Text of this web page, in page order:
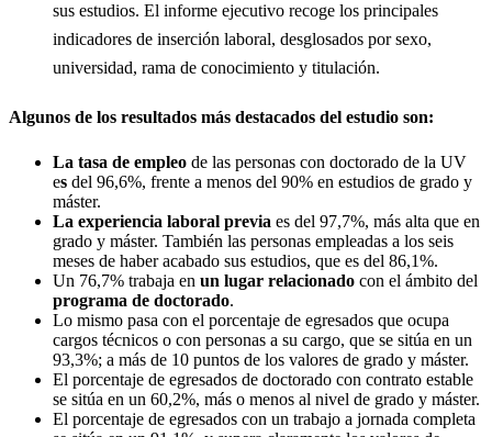
sus estudios. El informe ejecutivo recoge los principales
indicadores de inserción laboral, desglosados por sexo,
universidad, rama de conocimiento y titulación.
Algunos de los resultados más destacados del estudio son:
La tasa de empleo de las personas con doctorado de la UV
es del 96,6%, frente a menos del 90% en estudios de grado y
máster.
La experiencia laboral previa es del 97,7%, más alta que en
grado y máster. También las personas empleadas a los seis
meses de haber acabado sus estudios, que es del 86,1%.
Un 76,7% trabaja en un lugar relacionado con el ámbito del
programa de doctorado.
Lo mismo pasa con el porcentaje de egresados que ocupa
cargos técnicos o con personas a su cargo, que se sitúa en un
93,3%; a más de 10 puntos de los valores de grado y máster.
El porcentaje de egresados de doctorado con contrato estable
se sitúa en un 60,2%, más o menos al nivel de grado y máster.
El porcentaje de egresados con un trabajo a jornada completa